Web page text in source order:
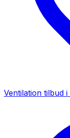
Ventilation tilbud i